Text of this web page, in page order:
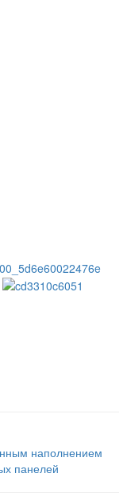
наполнением
панелей